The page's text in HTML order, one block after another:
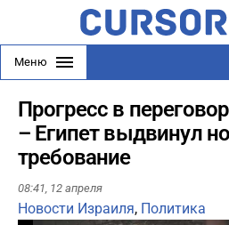
Меню
Прогресс в
– Египет выдвинул
требование
08:41, 12 апреля
Новости Израиля, Политика